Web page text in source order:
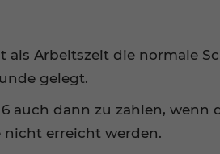
als Arbeitszeit die normale
gelegt.
auch dann zu zahlen,
nicht erreicht werden.